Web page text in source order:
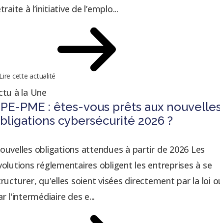
à l’initiative de l’emplo...
cette actualité
à la Une
PME : êtes-vous prêts aux
cybersécurité 2026 ?
obligations attendues à partir de 2026 Les
réglementaires obligent les entreprises à se
qu'elles soient visées directement par la loi
l'intermédiaire des e...